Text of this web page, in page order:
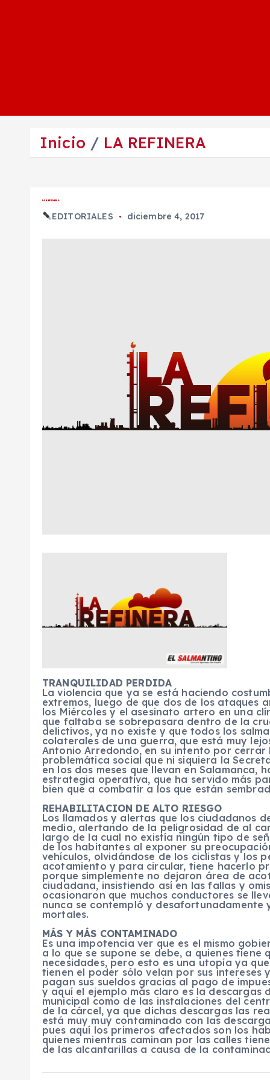
Inicio LA REFINERA
LA REFINERA
EDITORIALES diciembre 4, 2017
TRANQUILIDAD PERDIDA
La violencia que ya se está haciendo
extremos, luego de que dos de los ataques
los Miércoles y el asesinato artero en una
que faltaba se sobrepasara dentro de la
delictivos, ya no existe y que todos los
colaterales de una guerra, que está muy
Antonio Arredondo, en su intento por
problemática social que ni siquiera la
en los dos meses que llevan en Salamanca,
estrategia operativa, que ha servido más
bien que a combatir a los que están
REHABILITACION DE ALTO RIESGO
Los llamados y alertas que los ciudadanos
medio, alertando de la peligrosidad de al
largo de la cual no existía ningún tipo de
de los habitantes al exponer su
vehículos, olvidándose de los ciclistas y los
acotamiento y para circular, tiene hacerlo
porque simplemente no dejaron área de
ciudadana, insistiendo así en las fallas y
ocasionaron que muchos conductores se
nunca se contempló y desafortunadamente
mortales.
MÁS Y MÁS CONTAMINADO
Es una impotencia ver que es el mismo
a lo que se supone se debe, a quienes
necesidades, pero esto es una utopía ya
tienen el poder sólo velan por sus intereses
pagan sus sueldos gracias al pago de
y aquí el ejemplo más claro es la
municipal como de las instalaciones del
de la cárcel, ya que dichas descargas las
está muy muy contaminado con las
pues aquí los primeros afectados son los
quienes mientras caminan por las calles
de las alcantarillas a causa de la